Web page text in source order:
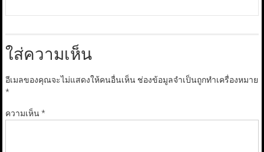
ใส่ความเห็น
อีเมลของคุณจะไม่แสดงให้คนอื่นเห็น ช่องข้อมูลจำเป็นถูกทำเครื่องหมาย
*
ความเห็น*